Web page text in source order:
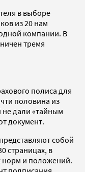
в выборе
из 20 нам
компании. В
тремя
полиса для
половина из
не дали «тайным
документ.
собой
страницах, в
норм и положений.